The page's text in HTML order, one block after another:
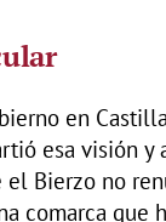
en
esa visión y
el Bierzo no
comarca que